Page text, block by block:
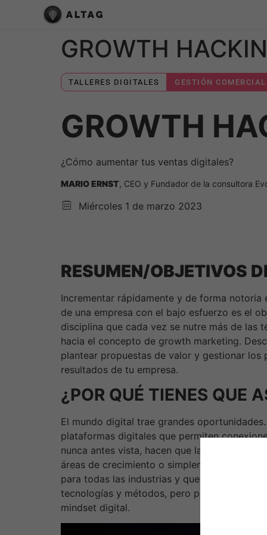
GROWTH
TALLERES DIGITALES GESTIÓN COMERCIAL
GROWTH
¿Cómo aumentar tus ventas digitales?
MARIO ERNST, CEO y Fundador de la consultora
Miércoles 1 de marzo 2023
RESUMEN/OBJETIVOS
Incrementar rápidamente y de forma
de una empresa con el bajo esfuerzo es el
disciplina que cada vez se nutre más de las
hacia el concepto de growth marketing.
plantear propuestas de valor y gestionar
resultados de tu empresa.
¿POR QUÉ TIENES QUE
El mundo digital trae grandes
plataformas digitales que permiten
nunca antes vista, hacen que las áreas
áreas de crecimiento o simplemente áreas
para todas las industrias y que implican
tecnologías y métodos, pero principalmente
mindset digital.